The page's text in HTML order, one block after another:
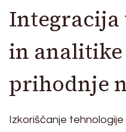
Integracija
in
prihodnje
Izkoriščanje